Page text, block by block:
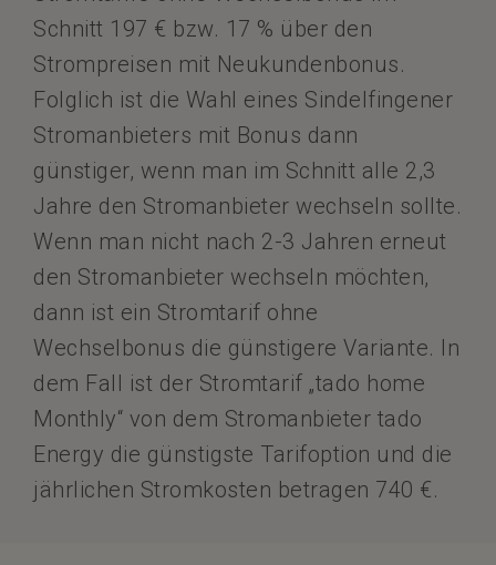
Schnitt 197 € bzw. 17 % über den
Strompreisen mit Neukundenbonus.
Folglich ist die Wahl eines Sindelfingener
Stromanbieters mit Bonus dann
günstiger, wenn man im Schnitt alle 2,3
Jahre den Stromanbieter wechseln sollte.
Wenn man nicht nach 2-3 Jahren erneut
den Stromanbieter wechseln möchten,
dann ist ein Stromtarif ohne
Wechselbonus die günstigere Variante. In
dem Fall ist der Stromtarif „tado home
Monthly“ von dem Stromanbieter tado
Energy die günstigste Tarifoption und die
jährlichen Stromkosten betragen 740 €.